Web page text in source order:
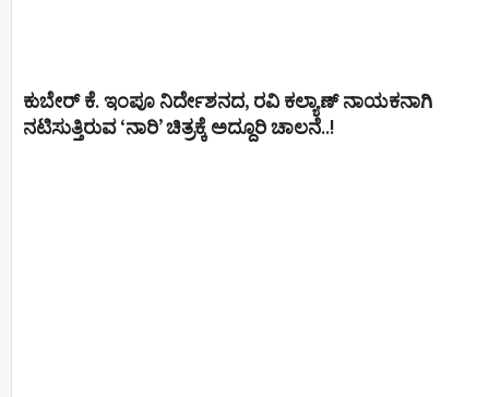
ಕುಬೇರ್ ಕೆ. ಇಂಪೂ ನಿರ್ದೇಶನದ, ರವಿ ಕಲ್ಯಾಣ್‍ ನಾಯಕನಾಗಿ
ನಟಿಸುತ್ತಿರುವ ‘ನಾರಿ’ ಚಿತ್ರಕ್ಕೆ ಅದ್ದೂರಿ ಚಾಲನೆ..!